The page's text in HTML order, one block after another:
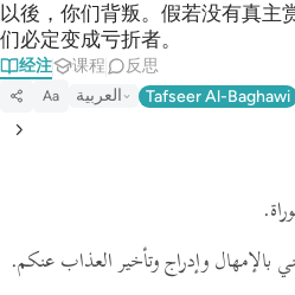
以後，你们背叛。假若没有真主
们必定变成亏折者。
经注 课程 反思
Aa العربية Tafseer Al-Baghawi
بالإمهال وإدراج وتأخير العذاب عنكم.